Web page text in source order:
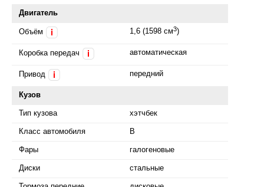
Двигатель
Объём 1,6 (1598 см3)
Коробка передач автоматическая
Привод передний
Кузов
Тип кузова хэтчбек
Класс автомобиля B
Фары галогеновые
Диски стальные